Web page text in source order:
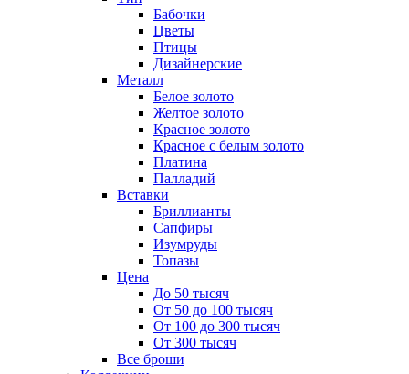
Бабочки
Цветы
Птицы
Дизайнерские
Металл
Белое золото
Желтое золото
Красное золото
Красное с белым золото
Платина
Палладий
Вставки
Бриллианты
Сапфиры
Изумруды
Топазы
Цена
До 50 тысяч
От 50 до 100 тысяч
От 100 до 300 тысяч
От 300 тысяч
Все броши